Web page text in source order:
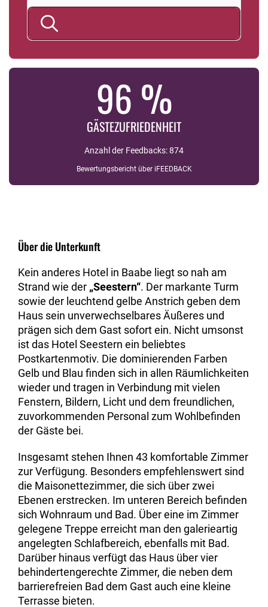
96 %
GÄSTEZUFRIEDENHEIT
Anzahl der Feedbacks: 874
Bewertungsbericht über iFEEDBACK
Über die Unterkunft
Kein anderes Hotel in Baabe liegt so nah am
Strand wie der „Seestern“. Der markante Turm
sowie der leuchtend gelbe Anstrich geben dem
Haus sein unverwechselbares Äußeres und
prägen sich dem Gast sofort ein. Nicht umsonst
ist das Hotel Seestern ein beliebtes
Postkartenmotiv. Die dominierenden Farben
Gelb und Blau finden sich in allen Räumlichkeiten
wieder und tragen in Verbindung mit vielen
Fenstern, Bildern, Licht und dem freundlichen,
zuvorkommenden Personal zum Wohlbefinden
der Gäste bei.
Insgesamt stehen Ihnen 43 komfortable Zimmer
zur Verfügung. Besonders empfehlenswert sind
die Maisonettezimmer, die sich über zwei
Ebenen erstrecken. Im unteren Bereich befinden
sich Wohnraum und Bad. Über eine im Zimmer
gelegene Treppe erreicht man den galerieartig
angelegten Schlafbereich, ebenfalls mit Bad.
Darüber hinaus verfügt das Haus über vier
behindertengerechte Zimmer, die neben dem
barrierefreien Bad dem Gast auch eine kleine
Terrasse bieten.